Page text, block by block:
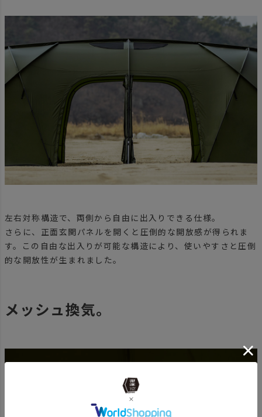
左右対称構造で、両側から自由に出入りできる仕様。
さらに、正面玄関パネルを開くと圧倒的な開放感が得られま
す。この自由な出入りが可能な構造により、使いやすさと圧倒
的な開放性が生まれました。
メッシュ換気。